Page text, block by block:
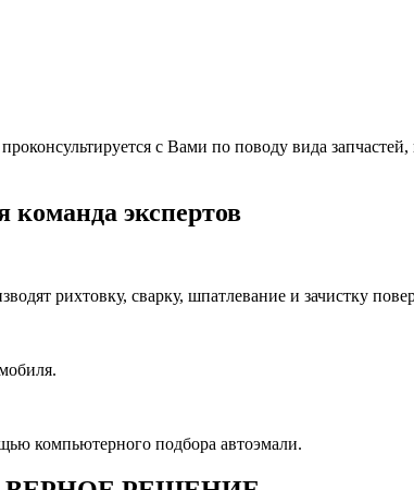
с Вами по поводу вида
команда экспертов
рихтовку, сварку, шпатлевание и зачистку
компьютерного подбора автоэмали.